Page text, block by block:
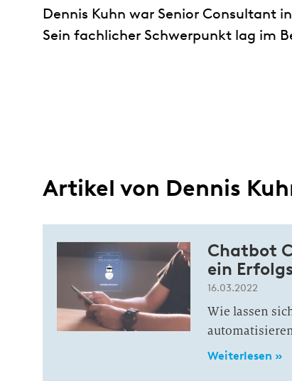
Dennis Kuhn war Senior Consultant
Sein fachlicher Schwerpunkt lag im
Artikel von Dennis
Chatbot
ein
16.03.2022
Wie lassen
Weiterlesen »